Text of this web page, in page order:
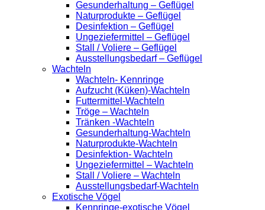
Gesunderhaltung – Geflügel
Naturprodukte – Geflügel
Desinfektion – Geflügel
Ungeziefermittel – Geflügel
Stall / Voliere – Geflügel
Ausstellungsbedarf – Geflügel
Wachteln
Wachteln- Kennringe
Aufzucht (Küken)-Wachteln
Futtermittel-Wachteln
Tröge – Wachteln
Tränken -Wachteln
Gesunderhaltung-Wachteln
Naturprodukte-Wachteln
Desinfektion- Wachteln
Ungeziefermittel – Wachteln
Stall / Voliere – Wachteln
Ausstellungsbedarf-Wachteln
Exotische Vögel
Kennringe-exotische Vögel